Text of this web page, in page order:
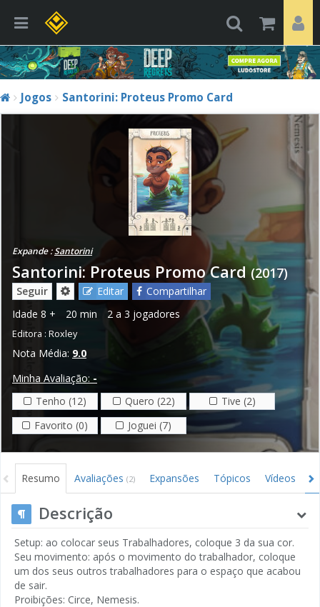
Jogos Santorini: Proteus Promo Card
Expande :Santorini
Santorini: Proteus Promo Card (2017)
Seguir Editar
Compartilhar
Idade 8 + 20 min 2 a 3 jogadores
Editora : Roxley
Nota Média: 9.0
Minha Avaliação: -
Tenho (12)
Quero (22)
Tive (2)
Favorito (0)
Joguei (7)
Resumo Avaliações (2) Expansões Tópicos Vídeos
Descrição
Setup: ao colocar seus Trabalhadores, coloque 3 da sua cor.
Seu movimento: após o movimento do trabalhador, coloque
um dos seus outros trabalhadores para o espaço que acabou
de sair.
Proibições: Circe, Nemesis.